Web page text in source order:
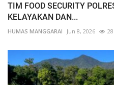
TIM FOOD SECURITY
KELAYAKAN DAN...
HUMAS MANGGARAI Jun 8, 2026